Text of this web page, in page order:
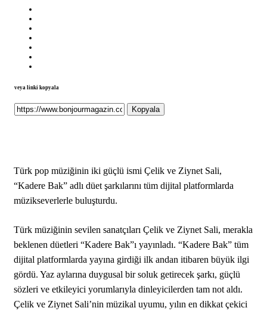
veya linki kopyala
Kopyala
Türk pop müziğinin iki güçlü ismi Çelik ve Ziynet Sali,
“Kadere Bak” adlı düet şarkılarını tüm dijital platformlarda
müzikseverlerle buluşturdu.
Türk müziğinin sevilen sanatçıları Çelik ve Ziynet Sali, merakla
beklenen düetleri “Kadere Bak”ı yayınladı. “Kadere Bak” tüm
dijital platformlarda yayına girdiği ilk andan itibaren büyük ilgi
gördü. Yaz aylarına duygusal bir soluk getirecek şarkı, güçlü
sözleri ve etkileyici yorumlarıyla dinleyicilerden tam not aldı.
Çelik ve Ziynet Sali’nin müzikal uyumu, yılın en dikkat çekici